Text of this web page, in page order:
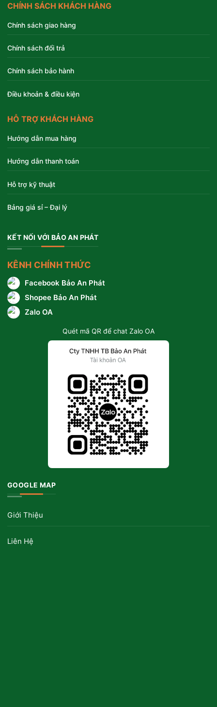
CHÍNH SÁCH KHÁCH HÀNG
Chính sách giao hàng
Chính sách đổi trả
Chính sách bảo hành
Điều khoản & điều kiện
HỖ TRỢ KHÁCH HÀNG
Hướng dẫn mua hàng
Hướng dẫn thanh toán
Hỗ trợ kỹ thuật
Bảng giá sỉ – Đại lý
KẾT NỐI VỚI BẢO AN PHÁT
KÊNH CHÍNH THỨC
Facebook Bảo An Phát
Shopee Bảo An Phát
Zalo OA
Quét mã QR để chat Zalo OA
GOOGLE MAP
Giới Thiệu
Liên Hệ